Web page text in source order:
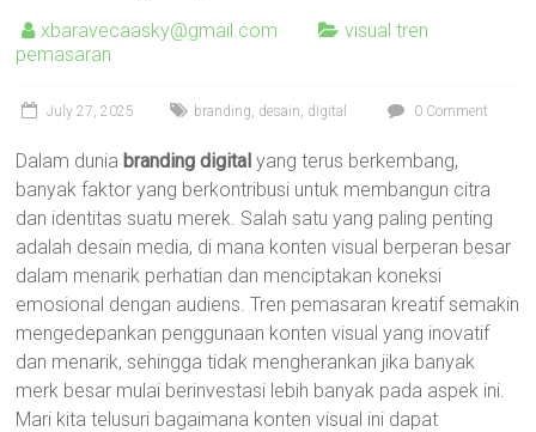
xbaravecaasky@gmail.com
visual tren
pemasaran
July 27, 2025 branding, desain, digital 0 Comment
Dalam dunia branding digital yang terus berkembang,
banyak faktor yang berkontribusi untuk membangun citra
dan identitas suatu merek. Salah satu yang paling penting
adalah desain media, di mana konten visual berperan besar
dalam menarik perhatian dan menciptakan koneksi
emosional dengan audiens. Tren pemasaran kreatif semakin
mengedepankan penggunaan konten visual yang inovatif
dan menarik, sehingga tidak mengherankan jika banyak
merk besar mulai berinvestasi lebih banyak pada aspek ini.
Mari kita telusuri bagaimana konten visual ini dapat